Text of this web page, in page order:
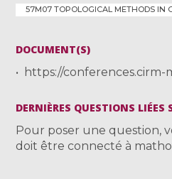
57M07 TOPOLOGICAL METHODS IN
DOCUMENT(S)
https://conferences.cirm-math.fr/uploads/1/6/
DERNIÈRES QUESTIONS
Pour poser une question,
doit être connecté à